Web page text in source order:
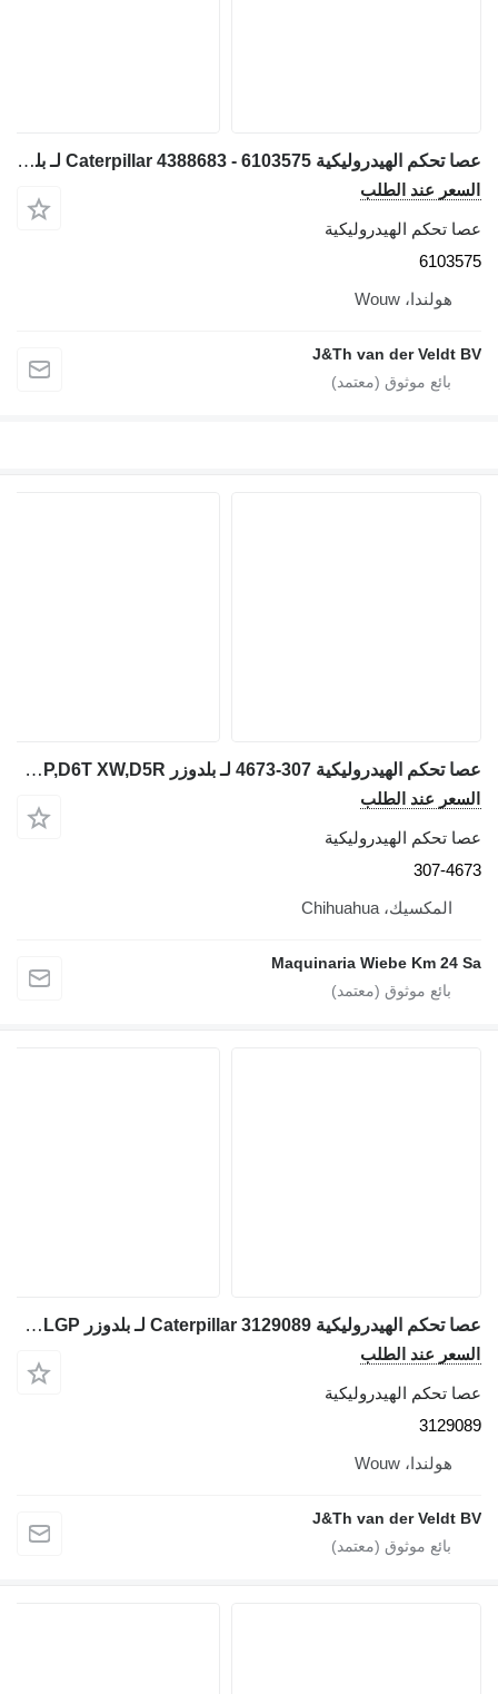
عصا تحكم الهيدروليكية Caterpillar 4388683 - 6103575 لـ بلدوزر Caterpillar D9 D6N D6T D8T D9T
السعر عند الطلب
عصا تحكم الهيدروليكية
6103575
هولندا، Wouw
J&Th van der Veldt BV
عصا تحكم الهيدروليكية 307-4673 لـ بلدوزر Caterpillar D3K LGP,D6N XL,D6T LGP,D6T XW,D5R
السعر عند الطلب
عصا تحكم الهيدروليكية
307-4673
المكسيك، Chihuahua
Maquinaria Wiebe Km 24 Sa
عصا تحكم الهيدروليكية Caterpillar 3129089 لـ بلدوزر Caterpillar D6N D5R D5RXL D5RLGP
السعر عند الطلب
عصا تحكم الهيدروليكية
3129089
هولندا، Wouw
J&Th van der Veldt BV